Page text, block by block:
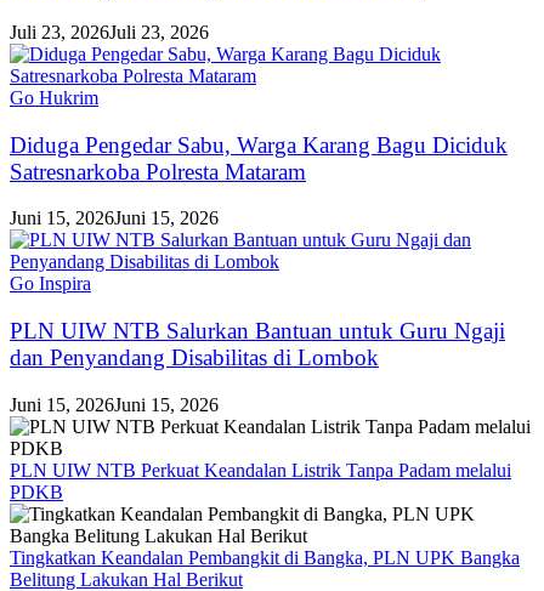
Juli 23, 2026Juli 23, 2026
Go Hukrim
Diduga Pengedar Sabu, Warga Karang Bagu Diciduk
Satresnarkoba Polresta Mataram
Juni 15, 2026Juni 15, 2026
Go Inspira
PLN UIW NTB Salurkan Bantuan untuk Guru Ngaji
dan Penyandang Disabilitas di Lombok
Juni 15, 2026Juni 15, 2026
PLN UIW NTB Perkuat Keandalan Listrik Tanpa Padam melalui
PDKB
Tingkatkan Keandalan Pembangkit di Bangka, PLN UPK Bangka
Belitung Lakukan Hal Berikut